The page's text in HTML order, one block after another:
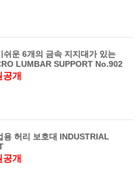
운 6개의 금속 지지대가 있는
LUMBAR SUPPORT No.902
공개
허리 보호대 INDUSTRIAL
공개